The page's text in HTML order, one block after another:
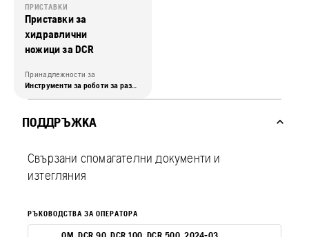
ПРИСТАВКИ
Приставки за
хидравлични
ножици за DCR
Принадлежности за
Инструменти за роботи за разрушаване
ПОДДРЪЖКА
Свързани спомагателни документи и
изтегляния
РЪКОВОДСТВА ЗА ОПЕРАТОРА